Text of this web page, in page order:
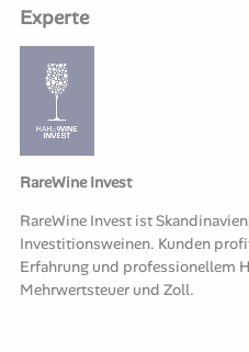
Experte
RareWine Invest
RareWine Invest ist
Investitionsweinen. Kunden
Erfahrung und professionellem
Mehrwertsteuer und Zoll.